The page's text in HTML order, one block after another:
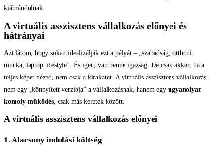
kiábrándulnak.
A virtuális asszisztens vállalkozás előnyei és
hátrányai
Azt látom, hogy sokan idealizálják ezt a pályát – „szabadság, otthoni
munka, laptop lifestyle”. És igen, van benne igazság. De csak akkor, ha a
teljes képet nézed, nem csak a kirakatot. A virtuális asszisztens vállalkozás
nem egy „könnyített verziója” a vállalkozásnak, hanem egy ugyanolyan
komoly működés, csak más keretek között.
A virtuális asszisztens vállalkozás előnyei
1. Alacsony indulási költség